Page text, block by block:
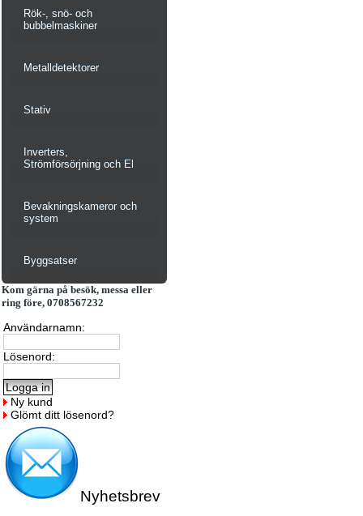
Rök-, snö- och
bubbelmaskiner
Metalldetektorer
Stativ
Inverters,
Strömförsörjning och El
Bevakningskameror och
system
Byggsatser
Kom gärna på besök, messa eller
ring före, 0708567232
Användarnamn:
Lösenord:
Ny kund
Glömt ditt lösenord?
Nyhetsbrev